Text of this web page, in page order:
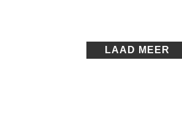
LAAD MEER